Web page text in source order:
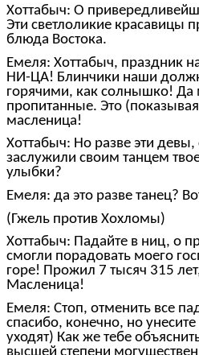
Хоттабыч: О
Эти светлоликие красавицы
блюда Востока.
Емеля: Хоттабыч, праздник
НИ-ЦА! Блинчики наши
горячими, как солнышко! Да
пропитанные. Это
масленица!
Хоттабыч: Но разве эти
заслужили своим танцем
улыбки?
Емеля: да это разве танец?
(Гжель против Хохломы)
Хоттабыч: Падайте в ниц, о
смогли порадовать моего
горе! Прожил 7 тысяч 315
Масленица!
Емеля: Стоп, отменить все
спасибо, конечно, но
уходят) Как же тебе